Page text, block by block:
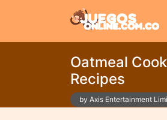
Oatmeal
Recipes
by Axis Entertainment